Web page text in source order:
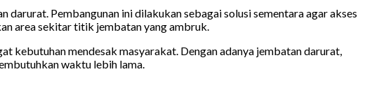
Pembangunan ini dilakukan sebagai solusi sementara agar akses
area sekitar titik jembatan yang ambruk.
kebutuhan mendesak masyarakat. Dengan adanya jembatan darurat,
waktu lebih lama.